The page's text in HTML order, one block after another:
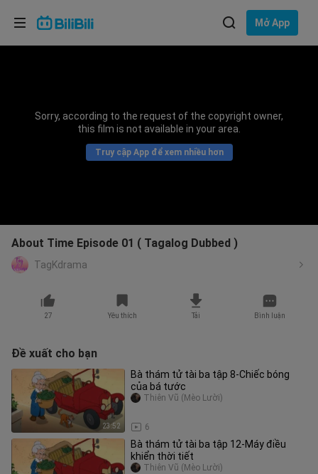
Mở App
Sorry, according to the request of the copyright owner,
this film is not available in your area.
Truy cập App để xem nhiều hơn
About Time Episode 01 ( Tagalog Dubbed )
TagKdrama
27 Yêu thích Tải Bình luận
Đề xuất cho bạn
23:52
Bà thám tử tài ba tập 8-Chiếc bóng
của bá tước
6
Thiên Vũ (Mèo Lười)
Bà thám tử tài ba tập 12-Máy điều
khiển thời tiết
Thiên Vũ (Mèo Lười)
Lựa chọn ngôn ngữ
Bahasa Indonesia